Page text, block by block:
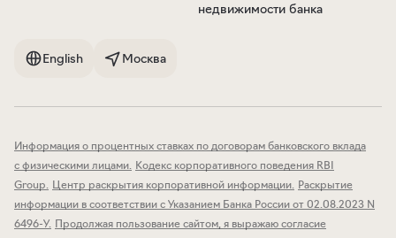
недвижимости банка
English Москва
Информация о процентных ставках по договорам банковского вклада
с физическими лицами. Кодекс корпоративного поведения RBI
Group. Центр раскрытия корпоративной информации. Раскрытие
информации в соответствии с Указанием Банка России от 02.08.2023 N
6496-У. Продолжая пользование сайтом, я выражаю согласие